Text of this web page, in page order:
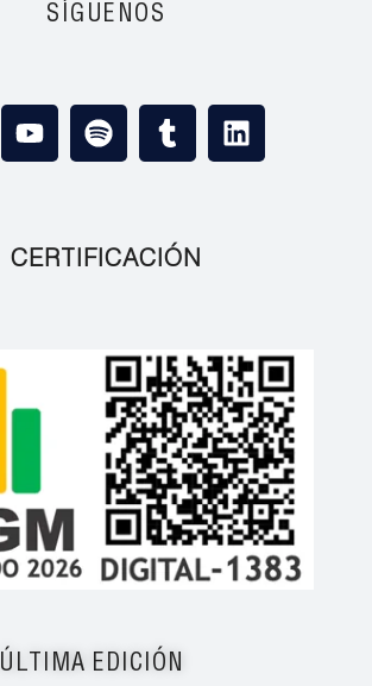
SÍGUENOS
CERTIFICACIÓN
ÚLTIMA EDICIÓN